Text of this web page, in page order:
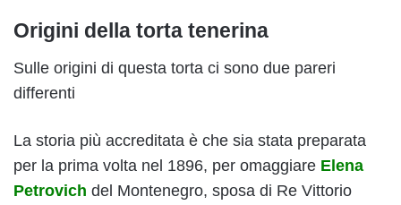
Origini della torta tenerina
Sulle origini di questa torta ci sono due pareri
differenti
La storia più accreditata è che sia stata preparata
per la prima volta nel 1896, per omaggiare Elena
Petrovich del Montenegro, sposa di Re Vittorio